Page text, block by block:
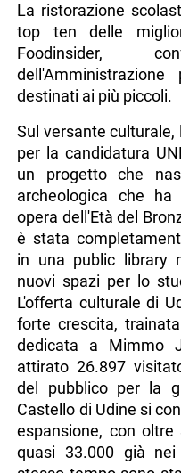
La ristorazione
top ten delle
Foodinsider,
destinati ai più piccoli.
Sul versante
per la candidatura
un progetto che
archeologica che
opera dell'Età del
è stata
in una public library
nuovi spazi per lo
L'offerta culturale di
forte crescita,
dedicata a Mimmo
attirato 26.897
del pubblico per la
Castello di Udine si
espansione, con
quasi 33.000 già